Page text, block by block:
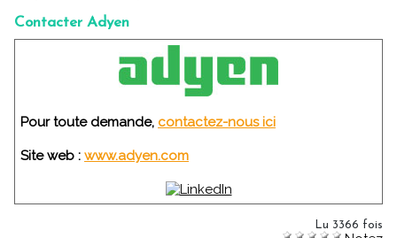
Contacter Adyen
Pour toute demande, contactez-nous ici
Site web : www.adyen.com
Lu 3366 fois